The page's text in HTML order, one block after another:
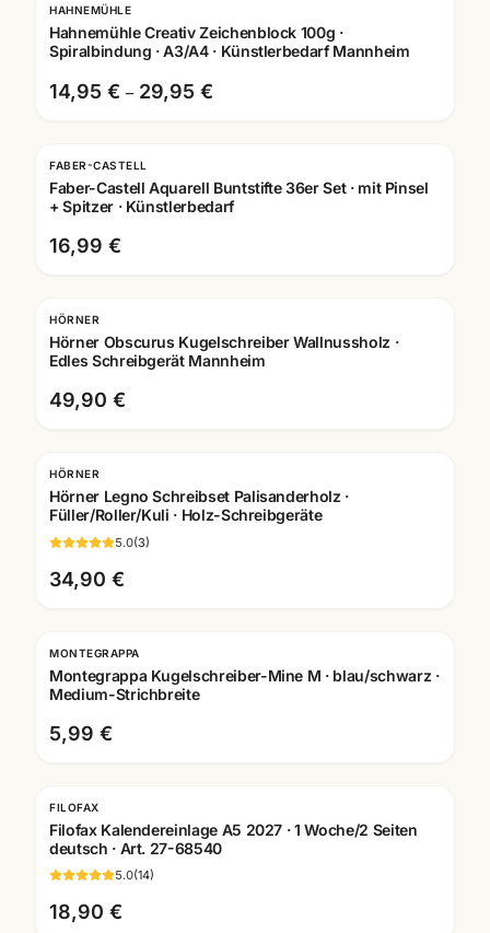
HAHNEMÜHLE
Hahnemühle Creativ Zeichenblock 100g ·
Spiralbindung · A3/A4 · Künstlerbedarf Mannheim
14,95 € – 29,95 €
FABER-CASTELL
Faber-Castell Aquarell Buntstifte 36er Set · mit Pinsel
+ Spitzer · Künstlerbedarf
16,99 €
Gravur
HÖRNER
Hörner Obscurus Kugelschreiber Wallnussholz ·
Edles Schreibgerät Mannheim
49,90 €
Gravur
HÖRNER
Hörner Legno Schreibset Palisanderholz ·
Füller/Roller/Kuli · Holz-Schreibgeräte
5.0(3)
34,90 €
Gravur
MONTEGRAPPA
Montegrappa Kugelschreiber-Mine M · blau/schwarz ·
Medium-Strichbreite
5,99 €
FILOFAX
Filofax Kalendereinlage A5 2027 · 1 Woche/2 Seiten
deutsch · Art. 27-68540
5.0(14)
18,90 €